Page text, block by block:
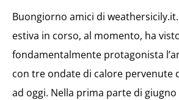
Buongiorno amici di
estiva in corso, al momento, ha
fondamentalmente protagonista
con tre ondate di calore pervenute
ad oggi. Nella prima parte di